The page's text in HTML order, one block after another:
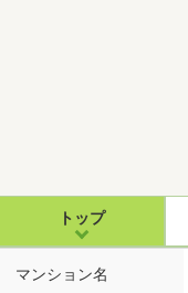
トップ
マンション名